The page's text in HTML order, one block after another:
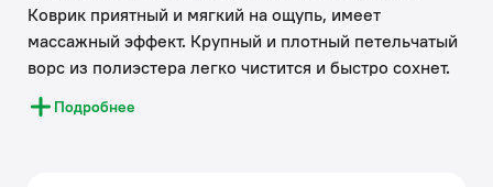
Коврик приятный и мягкий на ощупь, имеет
массажный эффект. Крупный и плотный петельчатый
ворс из полиэстера легко чистится и быстро сохнет.
Коврик подойдет для ванной и туалета.
Подробнее